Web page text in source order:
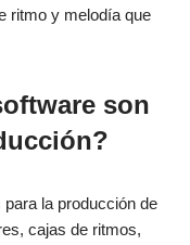
ritmo y melodía que
son
la producción de
cajas de ritmos,